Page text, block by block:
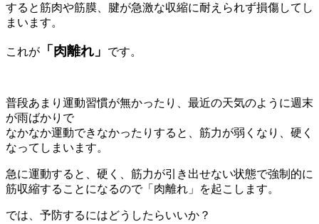
すると筋肉や筋膜、腱が急激な収縮に耐えられず損傷してし
まいます。
これが 「肉離れ」 です。
普段あまり運動習慣が無かったり、最近の天気のように週末
が雨ばかりで
なかなか運動できなかったりすると、筋力が弱くなり、硬く
なってしまいます。
急に運動すると、硬く、筋力が引き出せない状態で強制的に
筋収縮することになるので「肉離れ」を起こします。
では、予防するにはどうしたらいいか？